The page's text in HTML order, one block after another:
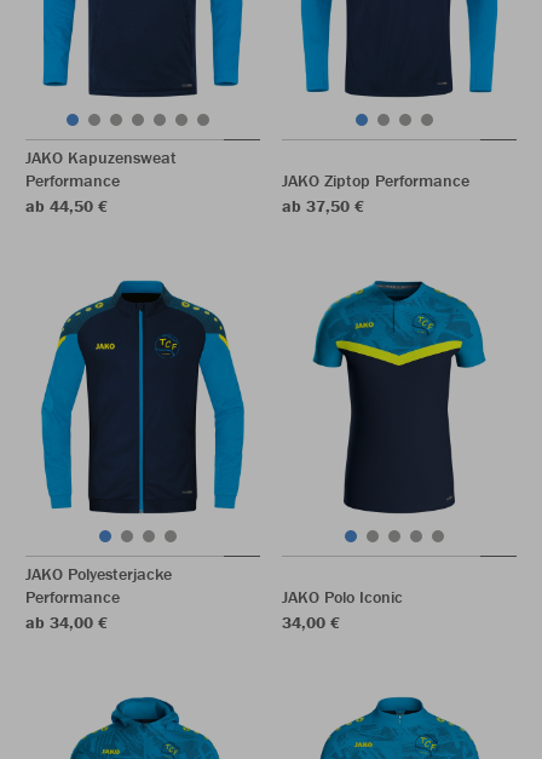
JAKO Kapuzensweat
Performance
ab 44,50 €
JAKO Ziptop Performance
ab 37,50 €
JAKO Polyesterjacke
Performance
ab 34,00 €
JAKO Polo Iconic
34,00 €